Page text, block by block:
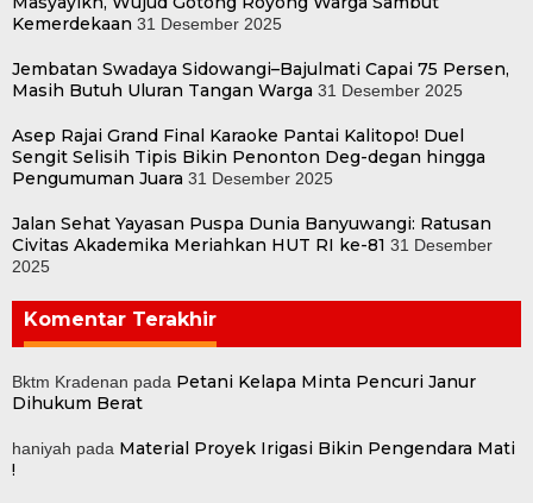
Kemerdekaan 31 Desember 2025
Jembatan Swadaya Sidowangi–Bajulmati Capai 75 Persen,
Masih Butuh Uluran Tangan Warga 31 Desember 2025
Asep Rajai Grand Final Karaoke Pantai Kalitopo! Duel
Sengit Selisih Tipis Bikin Penonton Deg-degan hingga
Pengumuman Juara 31 Desember 2025
Jalan Sehat Yayasan Puspa Dunia Banyuwangi: Ratusan
Civitas Akademika Meriahkan HUT RI ke-81 31 Desember
2025
Komentar Terakhir
Bktm Kradenan pada Petani Kelapa Minta Pencuri Janur
Dihukum Berat
haniyah pada Material Proyek Irigasi Bikin Pengendara Mati
!